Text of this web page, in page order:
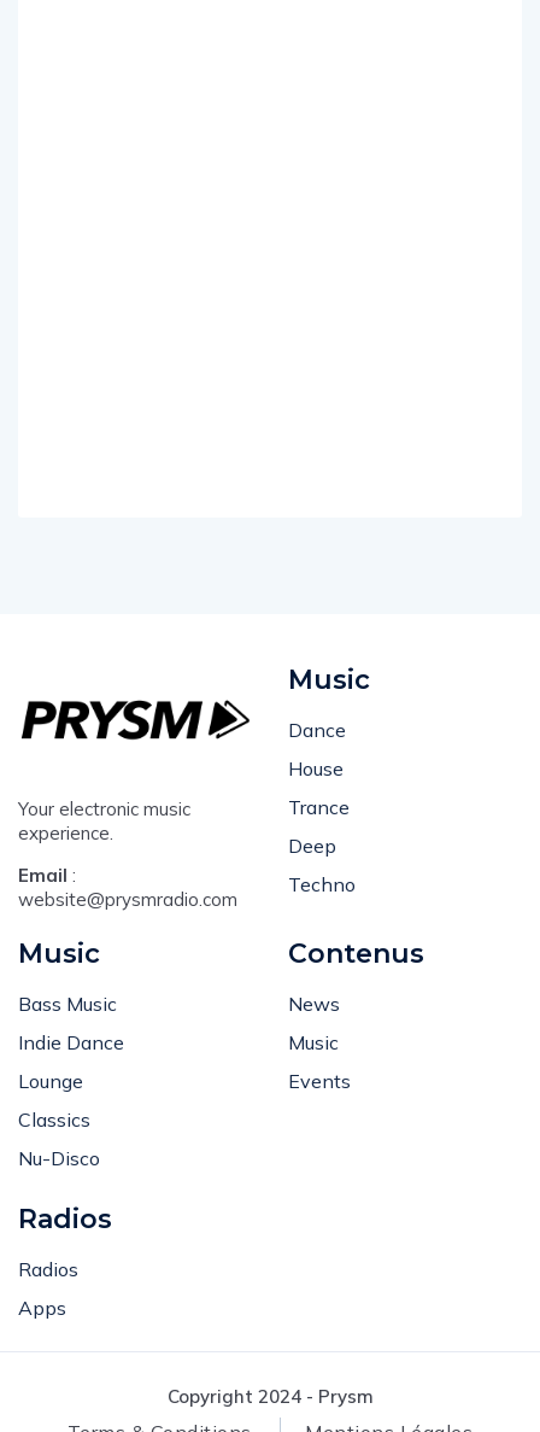
Your electronic music
experience.
Email :
website@prysmradio.com
Music
Dance
House
Trance
Deep
Techno
Music
Bass Music
Indie Dance
Lounge
Classics
Nu-Disco
Contenus
News
Music
Events
Radios
Radios
Apps
Copyright 2024 - Prysm